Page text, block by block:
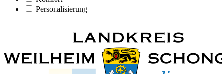
Personalisierung